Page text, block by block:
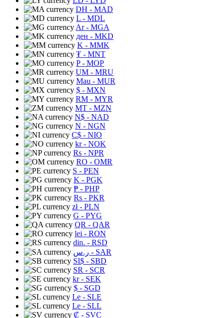
DH - MAD
L - MDL
Ar- MGA
ден - MKD
K - MMK
₮ - MNT
P- MOP
UM - MRU
Mau - MUR
$ - MXN
RM - MYR
MT - MZN
N$ - NAD
N - NGN
C$ - NIO
kr- NOK
Rs - NPR
RO - OMR
S - PEN
K - PGK
₱ - PHP
Rs - PKR
zł- PLN
G - PYG
QR - QAR
lei - RON
din. - RSD
ر.س - SAR
SI$ - SBD
SR - SCR
kr- SEK
$ - SGD
Le - SLE
Le - SLL
₡ - SVC